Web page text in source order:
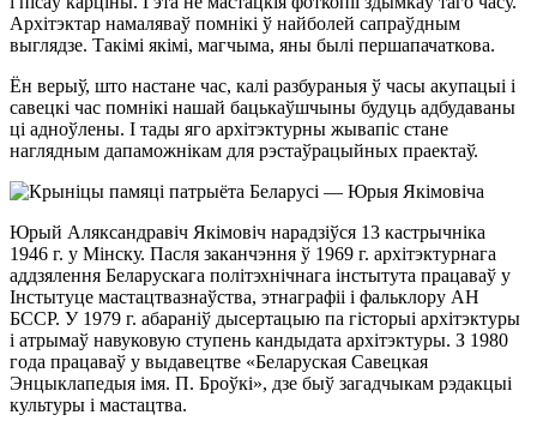
Архітэктар намаляваў помнікі ў найболей сапраўдным
выглядзе. Такімі якімі, магчыма, яны былі першапачаткова.
Ён верыў, што настане час, калі разбураныя ў часы акупацыі і
савецкі час помнікі нашай бацькаўшчыны будуць адбудаваны
ці адноўлены. І тады яго архітэктурны жывапіс стане
наглядным дапаможнікам для рэстаўрацыйных праектаў.
Юрый Аляксандравіч Якімовіч нарадзіўся 13 кастрычніка
1946 г. у Мінску. Пасля заканчэння ў 1969 г. архітэктурнага
аддзялення Беларускага політэхнічнага інстытута працаваў у
Інстытуце мастацтвазнаўства, этнаграфіі і фальклору АН
БССР. У 1979 г. абараніў дысертацыю па гісторыі архітэктуры
і атрымаў навуковую ступень кандыдата архітэктуры. З 1980
года працаваў у выдавецтве «Беларуская Савецкая
Энцыклапедыя імя. П. Броўкі», дзе быў загадчыкам рэдакцыі
культуры і мастацтва.